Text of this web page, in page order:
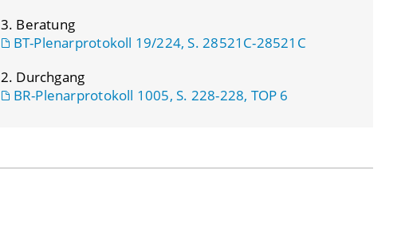
3. Beratung
BT-Plenarprotokoll 19/224, S. 28521C-28521C
2. Durchgang
BR-Plenarprotokoll 1005, S. 228-228, TOP 6